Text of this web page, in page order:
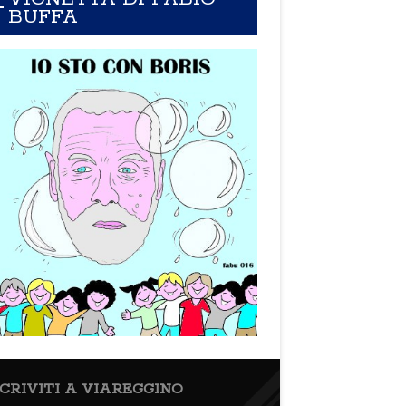
BUFFA
A VIAREGGINO